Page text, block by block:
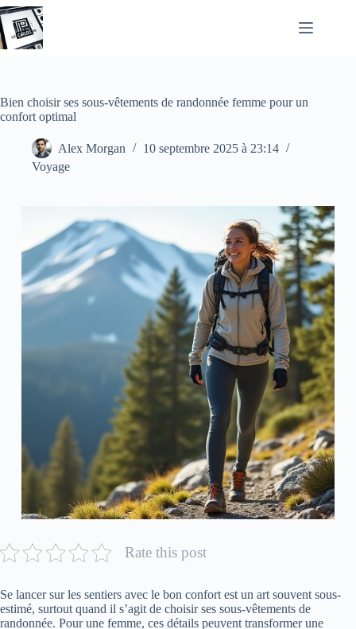
Passer
au
contenu
Bien choisir ses sous-vêtements de randonnée femme pour un
confort optimal
Alex Morgan
10 septembre 2025 à 23:14
Voyage
Rate this post
Se lancer sur les sentiers avec le bon confort est un art souvent sous-
estimé, surtout quand il s’agit de choisir ses sous-vêtements de
randonnée. Pour une femme, ces détails peuvent transformer une